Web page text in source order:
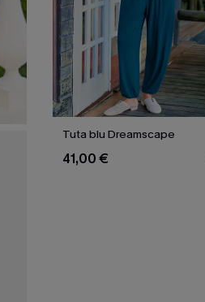
Tuta blu Dreamscape
41,00 €